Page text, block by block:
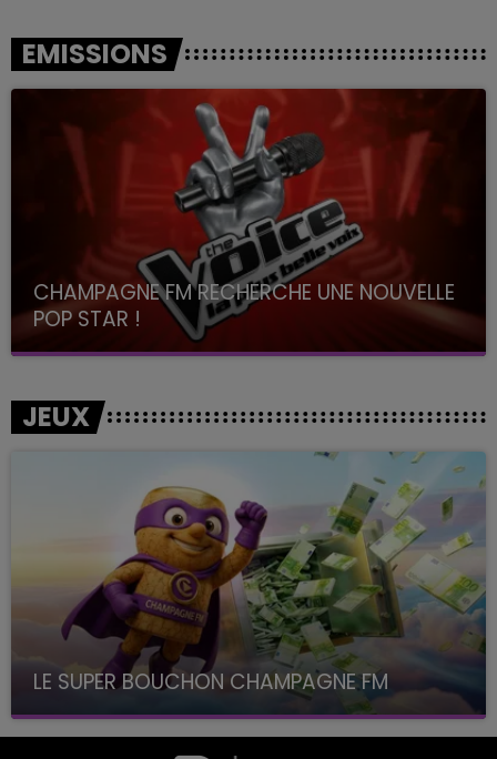
EMISSIONS
CHAMPAGNE FM RECHERCHE UNE NOUVELLE
POP STAR !
Toute la journée sur Champagne FM
JEUX
LE SUPER BOUCHON CHAMPAGNE FM
avec La Famille Champagne FM, à 8H10